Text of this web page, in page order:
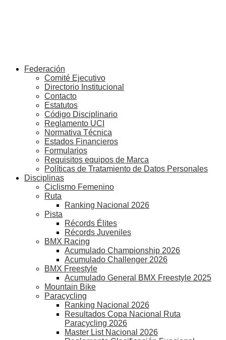
Federación
Comité Ejecutivo
Directorio Institucional
Contacto
Estatutos
Código Disciplinario
Reglamento UCI
Normativa Técnica
Estados Financieros
Formularios
Requisitos equipos de Marca
Políticas de Tratamiento de Datos Personales
Disciplinas
Ciclismo Femenino
Ruta
Ranking Nacional 2026
Pista
Récords Élites
Récords Juveniles
BMX Racing
Acumulado Championship 2026
Acumulado Challenger 2026
BMX Freestyle
Acumulado General BMX Freestyle 2025
Mountain Bike
Paracycling
Ranking Nacional 2026
Resultados Copa Nacional Ruta
Paracycling 2026
Master List Nacional 2026